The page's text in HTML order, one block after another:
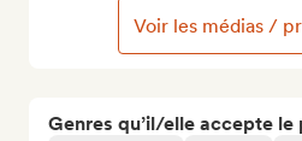
Genres qu’il/elle accepte le
Voir les médias /